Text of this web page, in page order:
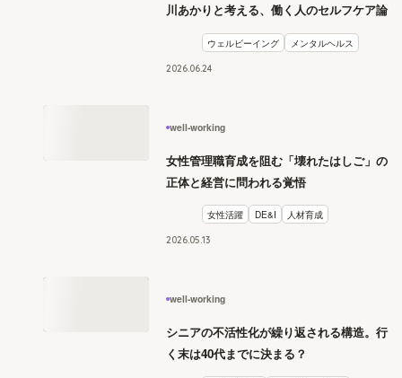
川あかりと考える、働く人のセルフケア論
ウェルビーイング メンタルヘルス
2026.0624
well-working
女性管理職育成を阻む「壊れたはしご」の
正体と経営に問われる覚悟
女性活躍 DE&I 人材育成
2026.05 13
well-working
シニアの不活性化が繰り返される構造。行
く末は40代までに決まる？